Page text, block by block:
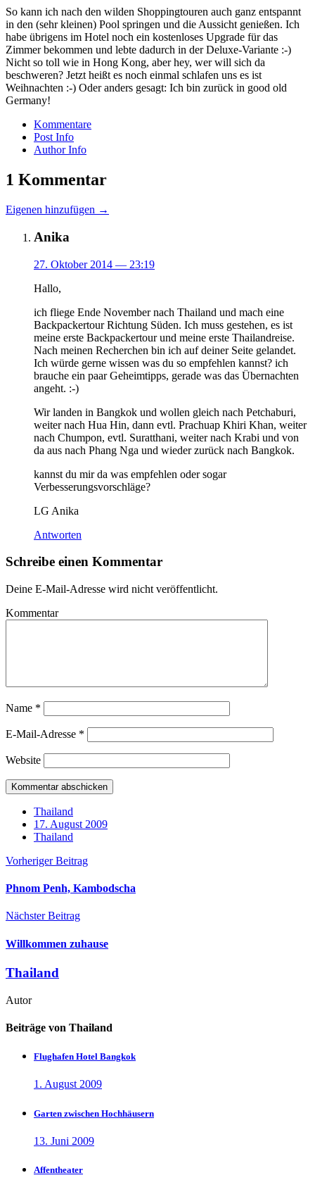
So kann ich nach den wilden Shoppingtouren auch ganz entspannt
in den (sehr kleinen) Pool springen und die Aussicht genießen. Ich
habe übrigens im Hotel noch ein kostenloses Upgrade für das
Zimmer bekommen und lebte dadurch in der Deluxe-Variante :-)
Nicht so toll wie in Hong Kong, aber hey, wer will sich da
beschweren? Jetzt heißt es noch einmal schlafen uns es ist
Weihnachten :-) Oder anders gesagt: Ich bin zurück in good old
Germany!
Kommentare
Post Info
Author Info
1 Kommentar
Eigenen hinzufügen →
Anika
27. Oktober 2014 — 23:19
Hallo,
ich fliege Ende November nach Thailand und mach eine
Backpackertour Richtung Süden. Ich muss gestehen, es ist
meine erste Backpackertour und meine erste Thailandreise.
Nach meinen Recherchen bin ich auf deiner Seite gelandet.
Ich würde gerne wissen was du so empfehlen kannst? ich
brauche ein paar Geheimtipps, gerade was das Übernachten
angeht. :-)
Wir landen in Bangkok und wollen gleich nach Petchaburi,
weiter nach Hua Hin, dann evtl. Prachuap Khiri Khan, weiter
nach Chumpon, evtl. Suratthani, weiter nach Krabi und von
da aus nach Phang Nga und wieder zurück nach Bangkok.
kannst du mir da was empfehlen oder sogar
Verbesserungsvorschläge?
LG Anika
Antworten
Schreibe einen Kommentar
Deine E-Mail-Adresse wird nicht veröffentlicht.
Kommentar
Name *
E-Mail-Adresse *
Website
Thailand
17. August 2009
Thailand
Vorheriger Beitrag
Phnom Penh, Kambodscha
Nächster Beitrag
Willkommen zuhause
Thailand
Autor
Beiträge von Thailand
Flughafen Hotel Bangkok
1. August 2009
Garten zwischen Hochhäusern
13. Juni 2009
Affentheater